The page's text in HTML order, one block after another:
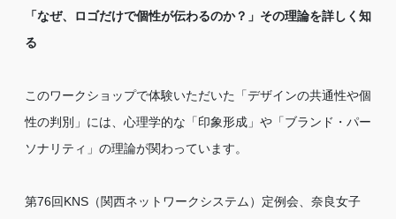
「なぜ、ロゴだけで個性が伝わるのか？」その理論を詳しく知
る
このワークショップで体験いただいた「デザインの共通性や個
性の判別」には、心理学的な「印象形成」や「ブランド・パー
ソナリティ」の理論が関わっています。
第76回KNS（関西ネットワークシステム）定例会、奈良女子